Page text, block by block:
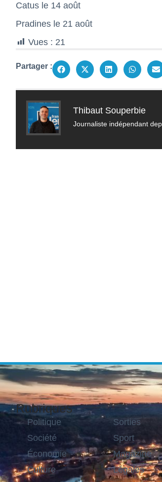
Catus le 14 août
Pradines le 21 août
Vues : 21
Partager :
Thibaut Souperbie
Journaliste indépendant
Rubriques
Politique
Société
Économie
Culture
Sorties
Sport
Magazine
Légales